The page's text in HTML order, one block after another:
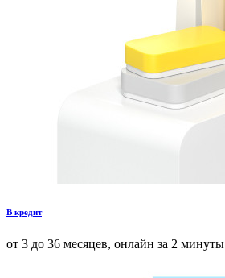
В кредит
от 3 до 36 месяцев, онлайн за 2 минуты